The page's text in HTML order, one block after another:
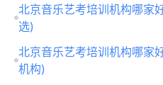
北京音乐艺考培训机构哪家
选)
北京音乐艺考培训机构哪家
机构)